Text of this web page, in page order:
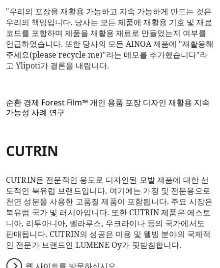
"우리의 포장을 재활용 가능하고 지속 가능하게 만드는 것은
우리의 책임입니다. 당사는 모든 제품에 재활용 기호 및 재료
코드를 포함하며 제품을 재활용 재료로 만들었는지 여부를
언급하였습니다. 또한 당사의 모든 AINOA 제품에 "재활용해
주세요(please recycle me)"라는 메모를 추가했습니다"라
고 Ylipoti가 결론을 내립니다.
순환 경제 Forest Film™개인 용품 포장 디자인 재활용 지속
가능성 사례 연구
CUTRIN
CUTRIN은 전문적인 용도로 디자인된 모발 제품에 대한 선
도적인 북유럽 브랜드입니다. 여기에는 가정 및 전문용으로
천연 성분을 사용한 고품질 제품이 포함됩니다. 주요 시장은
북유럽 국가 및 러시아입니다. 또한 CUTRIN 제품은 에스토
니아, 리투아니아, 벨라루스, 우크라이나 등의 국가에서도
판매됩니다. CUTRIN의 성공은 미용 및 웰빙 분야의 국제적
인 전문가 브랜드인 LUMENE Oy가 뒷받침합니다.